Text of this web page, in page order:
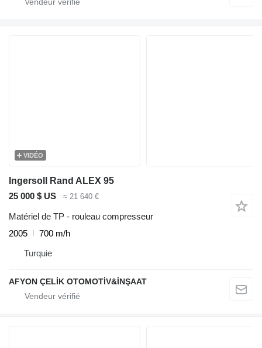
VIDÉO
Ingersoll Rand ALEX 95
25 000 $ US
≈ 21 640 €
Matériel de TP - rouleau compresseur
2005
700 m/h
Turquie
AFYON ÇELİK OTOMOTİV&İNŞAAT